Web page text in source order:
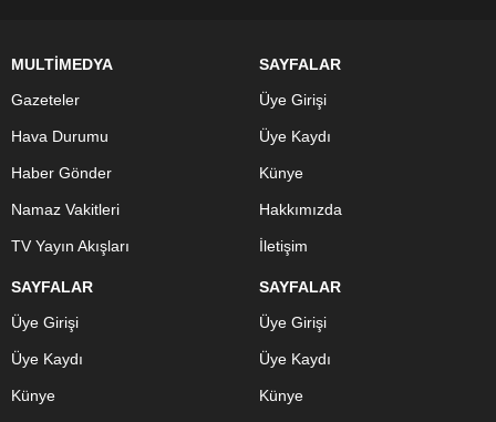
MULTİMEDYA
Gazeteler
Hava Durumu
Haber Gönder
Namaz Vakitleri
TV Yayın Akışları
SAYFALAR
Üye Girişi
Üye Kaydı
Künye
Hakkımızda
İletişim
SAYFALAR
Üye Girişi
Üye Kaydı
Künye
SAYFALAR
Üye Girişi
Üye Kaydı
Künye